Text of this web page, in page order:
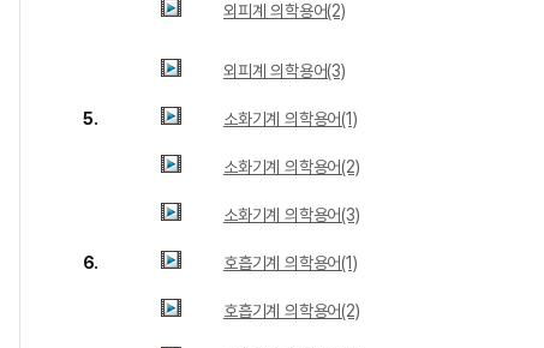
외피계 의학용어(2)
외피계 의학용어(3)
5. 소화기계 의학용어(1)
소화기계 의학용어(2)
소화기계 의학용어(3)
6. 호흡기계 의학용어(1)
호흡기계 의학용어(2)